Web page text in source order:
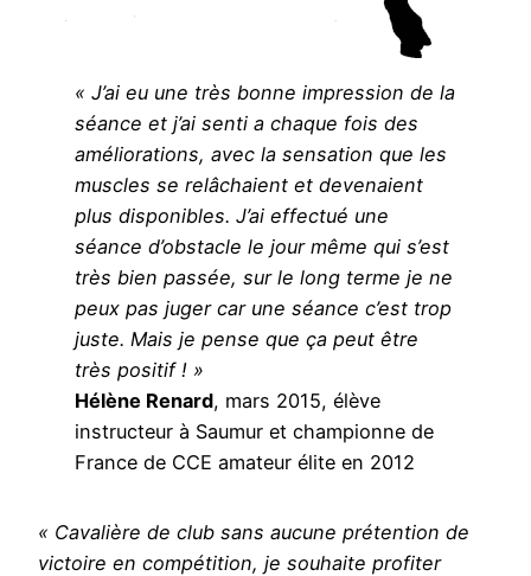
« J’ai eu une très bonne impression de la
séance et j’ai senti a chaque fois des
améliorations, avec la sensation que les
muscles se relâchaient et devenaient
plus disponibles. J’ai effectué une
séance d’obstacle le jour même qui s’est
très bien passée, sur le long terme je ne
peux pas juger car une séance c’est trop
juste. Mais je pense que ça peut être
très positif ! »
Hélène Renard, mars 2015, élève
instructeur à Saumur et championne de
France de CCE amateur élite en 2012
« Cavalière de club sans aucune prétention de
victoire en compétition, je souhaite profiter